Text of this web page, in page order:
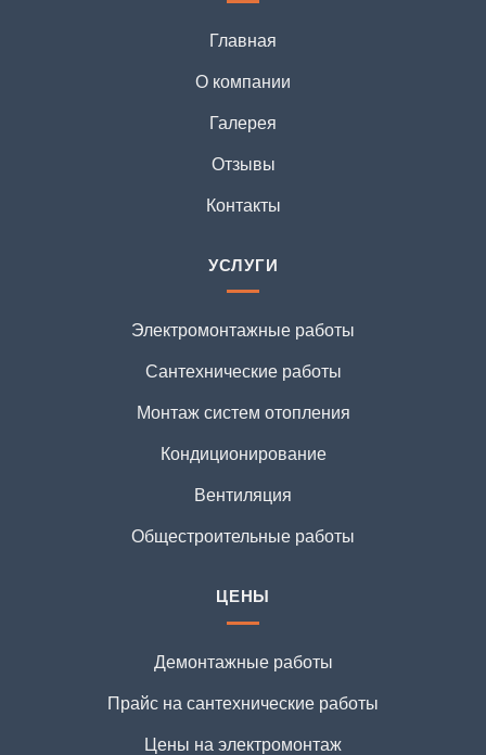
Главная
О компании
Галерея
Отзывы
Контакты
УСЛУГИ
Электромонтажные работы
Сантехнические работы
Монтаж систем отопления
Кондиционирование
Вентиляция
Общестроительные работы
ЦЕНЫ
Демонтажные работы
Прайс на сантехнические работы
Цены на электромонтаж